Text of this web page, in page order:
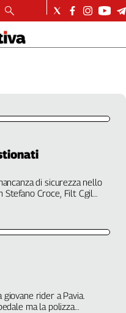
di sicurezza nello
Stefano Croce, Filt Cgil
rider a Pavia.
ma la polizza